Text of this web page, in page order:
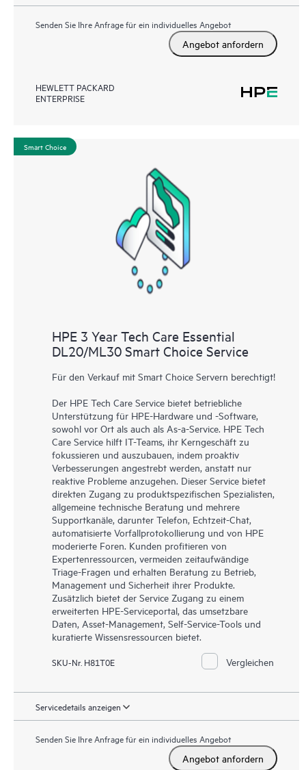
Senden Sie Ihre Anfrage für ein individuelles Angebot
Angebot anfordern
HEWLETT PACKARD
ENTERPRISE
Smart Choice
HPE 3 Year Tech Care Essential
DL20/ML30 Smart Choice Service
Für den Verkauf mit Smart Choice Servern berechtigt!
Der HPE Tech Care Service bietet betriebliche
Unterstützung für HPE-Hardware und -Software,
sowohl vor Ort als auch als As-a-Service. HPE Tech
Care Service hilft IT-Teams, ihr Kerngeschäft zu
fokussieren und auszubauen, indem proaktiv
Verbesserungen angestrebt werden, anstatt nur
reaktive Probleme anzugehen. Dieser Service bietet
direkten Zugang zu produktspezifischen Spezialisten,
allgemeine technische Beratung und mehrere
Supportkanäle, darunter Telefon, Echtzeit-Chat,
automatisierte Vorfallprotokollierung und von HPE
moderierte Foren. Kunden profitieren von
Expertenressourcen, vermeiden zeitaufwändige
Triage-Fragen und erhalten Beratung zu Betrieb,
Management und Sicherheit ihrer Produkte.
Zusätzlich bietet der Service Zugang zu einem
erweiterten HPE-Serviceportal, das umsetzbare
Daten, Asset-Management, Self-Service-Tools und
kuratierte Wissensressourcen bietet.
SKU-Nr. H81T0E Vergleichen
Servicedetails anzeigen
Senden Sie Ihre Anfrage für ein individuelles Angebot
Angebot anfordern